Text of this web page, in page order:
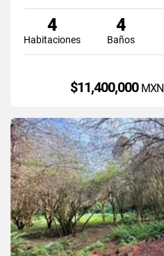
4
Habitaciones
4
Baños
$11,400,000 MXN